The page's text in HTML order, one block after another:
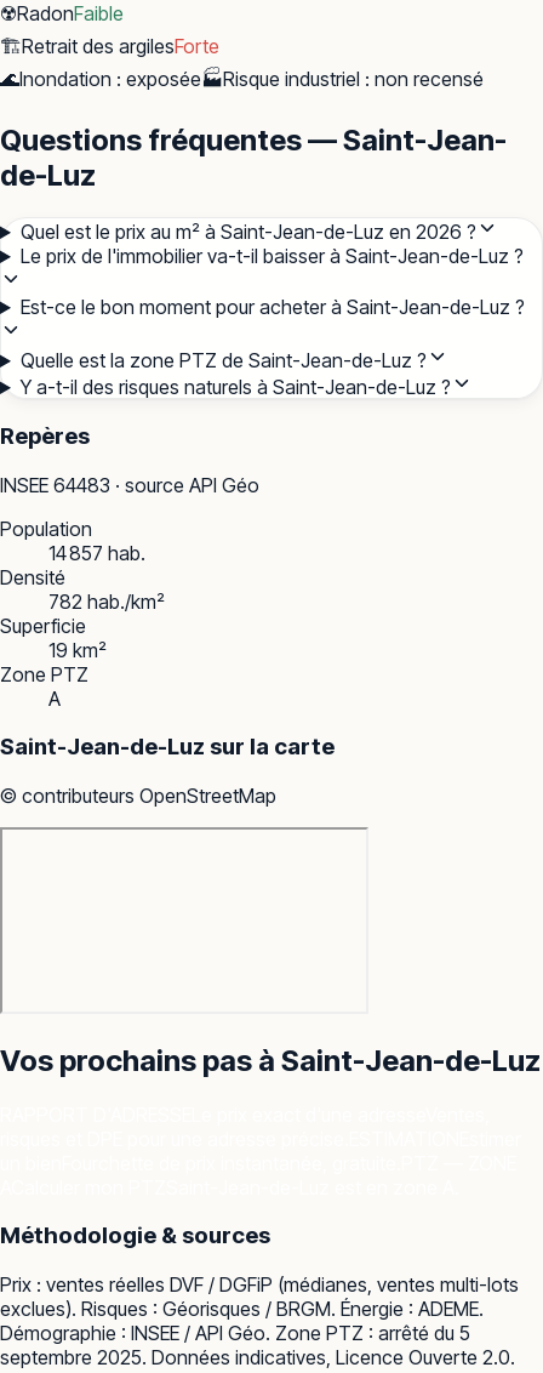
☢️RadonFaible
🏗️Retrait des argilesForte
🌊Inondation : exposée🏭Risque industriel : non recensé
Questions fréquentes — Saint-Jean-
de-Luz
Quel est le prix au m² à Saint-Jean-de-Luz en 2026 ?
Le prix de l'immobilier va-t-il baisser à Saint-Jean-de-Luz ?
Est-ce le bon moment pour acheter à Saint-Jean-de-Luz ?
Quelle est la zone PTZ de Saint-Jean-de-Luz ?
Y a-t-il des risques naturels à Saint-Jean-de-Luz ?
Repères
INSEE 64483 · source API Géo
Population
14 857 hab.
Densité
782 hab./km²
Superficie
19 km²
Zone PTZ
A
Saint-Jean-de-Luz sur la carte
© contributeurs OpenStreetMap
Vos prochains pas à Saint-Jean-de-Luz
Méthodologie & sources
Prix : ventes réelles DVF / DGFiP (médianes, ventes multi-lots
exclues). Risques : Géorisques / BRGM. Énergie : ADEME.
Démographie : INSEE / API Géo. Zone PTZ : arrêté du 5
septembre 2025. Données indicatives, Licence Ouverte 2.0.